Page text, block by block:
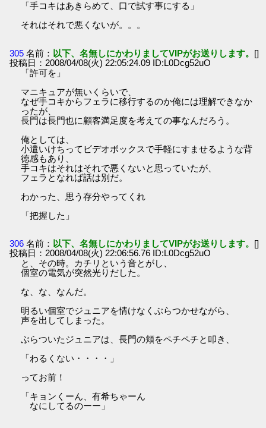
「手コキはあきらめて、口で試す事にする」
それはそれで悪くないが。。。
305 名前： 以下、名無しにかわりましてVIPがお送りします。 []
投稿日：2008/04/08(火) 22:05:24.09 ID:L0Dcg52uO
「許可を」
マニキュアが無いくらいで、
なぜ手コキからフェラに移行するのか俺には理解できなか
ったが、
長門は長門也に顧客満足度を考えての事なんだろう。
俺としては、
小遣いけちってビデオボックスで手軽にすませるような背
徳感もあり、
手コキはそれはそれで悪くないと思っていたが、
フェラとなれば話は別だ。
わかった、思う存分やってくれ
「把握した」
306 名前： 以下、名無しにかわりましてVIPがお送りします。 []
投稿日：2008/04/08(火) 22:06:56.76 ID:L0Dcg52uO
と、その時。カチリという音とがし、
個室の電気が突然光りだした。
な、な、なんだ。
明るい個室でジュニアを情けなくぶらつかせながら、
声を出してしまった。
ぶらついたジュニアは、長門の頬をペチペチと叩き、
「わるくない・・・・」
ってお前！
「キョンくーん、有希ちゃーん
なにしてるのーー」